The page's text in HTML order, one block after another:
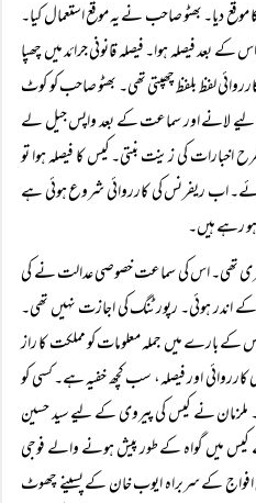
دیا۔ بھٹو صاحب نے یہ موقع استعمال کیا۔
کے بعد فیصلہ ہوا۔ فیصلہ قانونی جرائد میں چھپا
لفظ بلفظ چھپتی تھی۔ بھٹو صاحب کو کوٹ
لانے اور سماعت کے بعد واپس جیل لے
کی زینت بنتی۔ کیس کا فیصلہ ہوا تو
اب ریفرنس کی کارروائی شروع ہوئی ہے
ہو رہے ہیں۔
تھی۔ اس کی سماعت خصوصی عدالت نے کی
اندر ہوئی۔ رپورٹنگ کی اجازت نہیں تھی۔
بارے میں جملہ معلومات کو مملکت کا راز
اور فیصلہ، سب کچھ خفیہ ہے۔ کسی کو
نے کیس کی پیروی کے لیے سید حسین
کیس میں گواہ کے طور پیش ہونے والے فوجی
افواج کے سربراہ ایوب خان کے پسینے چھوٹ